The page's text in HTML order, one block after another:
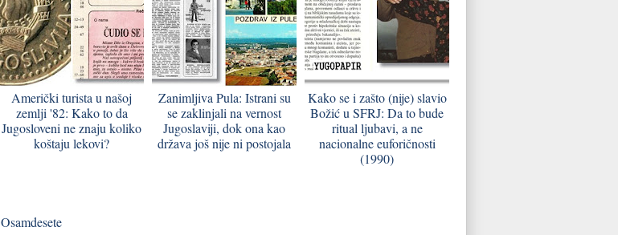
Američki turista u našoj
zemlji '82: Kako to da
Jugosloveni ne znaju koliko
koštaju lekovi?
Zanimljiva Pula: Istrani su
se zaklinjali na vernost
Jugoslaviji, dok ona kao
država još nije ni postojala
Kako se i zašto (nije) slavio
Božić u SFRJ: Da to bude
ritual ljubavi, a ne
nacionalne euforičnosti
(1990)
Osamdesete